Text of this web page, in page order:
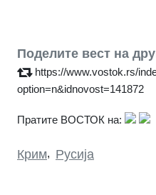
Поделите вест на
https://www.vostok.rs/
option=n&idnovost=141872
Пратите ВОСТОК на:
Крим, Русија